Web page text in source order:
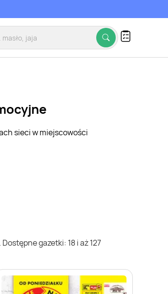
sieci w miejscowości
gazetki: 18 i aż 127